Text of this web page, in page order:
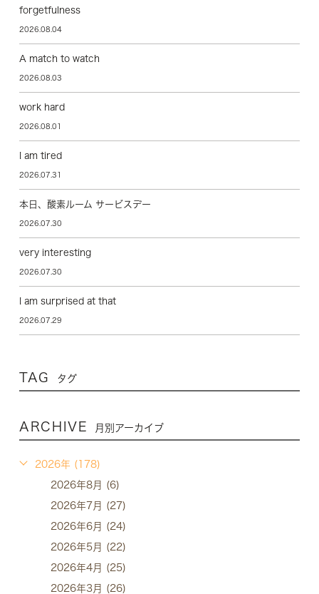
forgetfulness
2026.08.04
A match to watch
2026.08.03
work hard
2026.08.01
I am tired
2026.07.31
本日、酸素ルーム サービスデー
2026.07.30
very interesting
2026.07.30
I am surprised at that
2026.07.29
TAG タグ
ARCHIVE 月別アーカイブ
2026年 (178)
2026年8月 (6)
2026年7月 (27)
2026年6月 (24)
2026年5月 (22)
2026年4月 (25)
2026年3月 (26)